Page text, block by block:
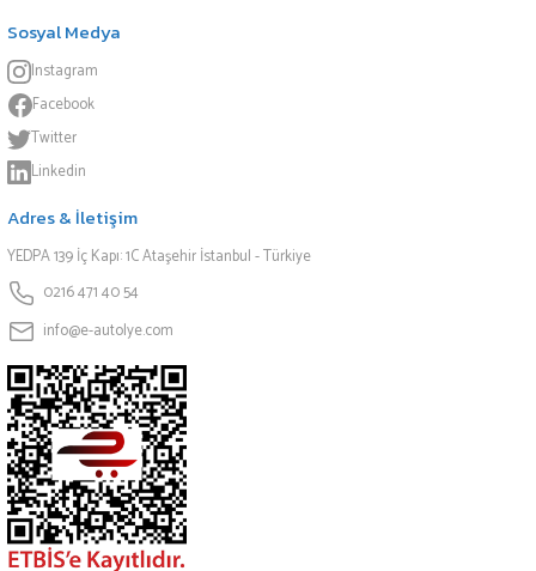
Sosyal Medya
Instagram
Facebook
Twitter
Linkedin
Adres & İletişim
YEDPA 139 İç Kapı: 1C Ataşehir İstanbul - Türkiye
0216 471 40 54
info@e-autolye.com